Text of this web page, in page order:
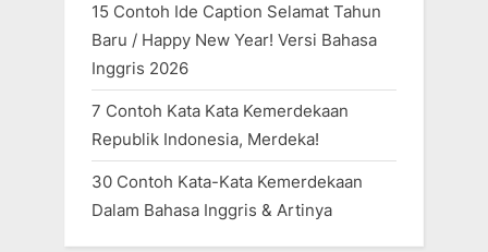
15 Contoh Ide Caption Selamat Tahun
Baru / Happy New Year! Versi Bahasa
Inggris 2026
7 Contoh Kata Kata Kemerdekaan
Republik Indonesia, Merdeka!
30 Contoh Kata-Kata Kemerdekaan
Dalam Bahasa Inggris & Artinya